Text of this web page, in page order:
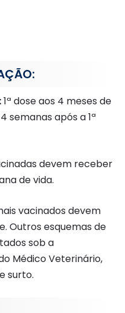
1ª dose aos 4 meses de
semanas após a 1ª
devem receber
de vida.
vacinados devem
Outros esquemas de
sob a
Médico Veterinário,
surto.